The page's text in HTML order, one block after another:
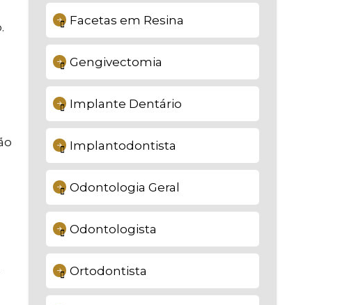
Facetas em Resina
Gengivectomia
Implante Dentário
Implantodontista
Odontologia Geral
Odontologista
Ortodontista